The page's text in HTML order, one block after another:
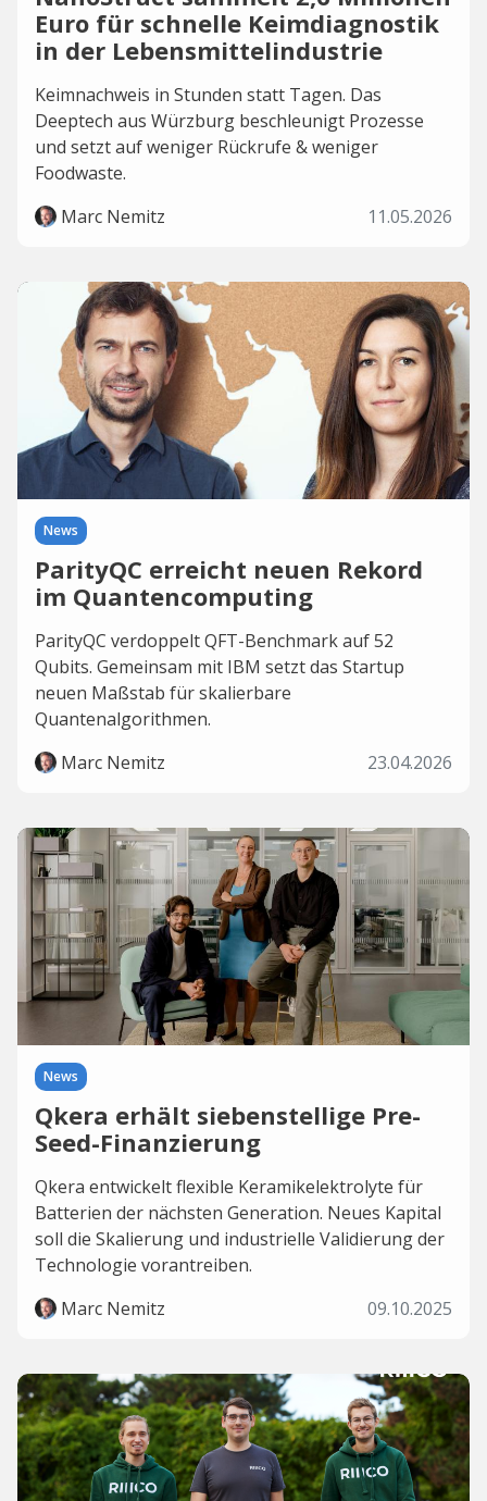
Euro für schnelle Keimdiagnostik
in der Lebensmittelindustrie
Keimnachweis in Stunden statt Tagen. Das
Deeptech aus Würzburg beschleunigt Prozesse
und setzt auf weniger Rückrufe & weniger
Foodwaste.
Marc Nemitz
11.05.2026
News
ParityQC erreicht neuen Rekord
im Quantencomputing
ParityQC verdoppelt QFT-Benchmark auf 52
Qubits. Gemeinsam mit IBM setzt das Startup
neuen Maßstab für skalierbare
Quantenalgorithmen.
Marc Nemitz
23.04.2026
News
Qkera erhält siebenstellige Pre-
Seed-Finanzierung
Qkera entwickelt flexible Keramikelektrolyte für
Batterien der nächsten Generation. Neues Kapital
soll die Skalierung und industrielle Validierung der
Technologie vorantreiben.
Marc Nemitz
09.10.2025